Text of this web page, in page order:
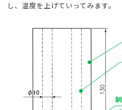
し、温度を上げていってみます。